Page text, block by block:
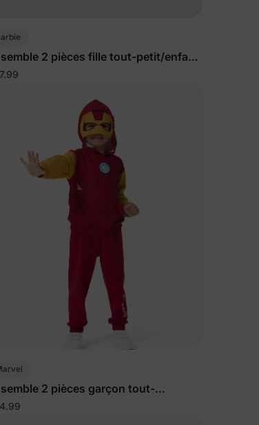
2 pièces fille tout-petit/enfant
et blanc
2 pièces garçon tout-
enfant